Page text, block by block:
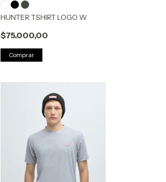
HUNTER TSHIRT LOGO W
$75.000,00
Comprar